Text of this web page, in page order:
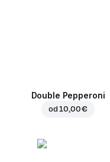
Double Pepperoni
od10,00 €